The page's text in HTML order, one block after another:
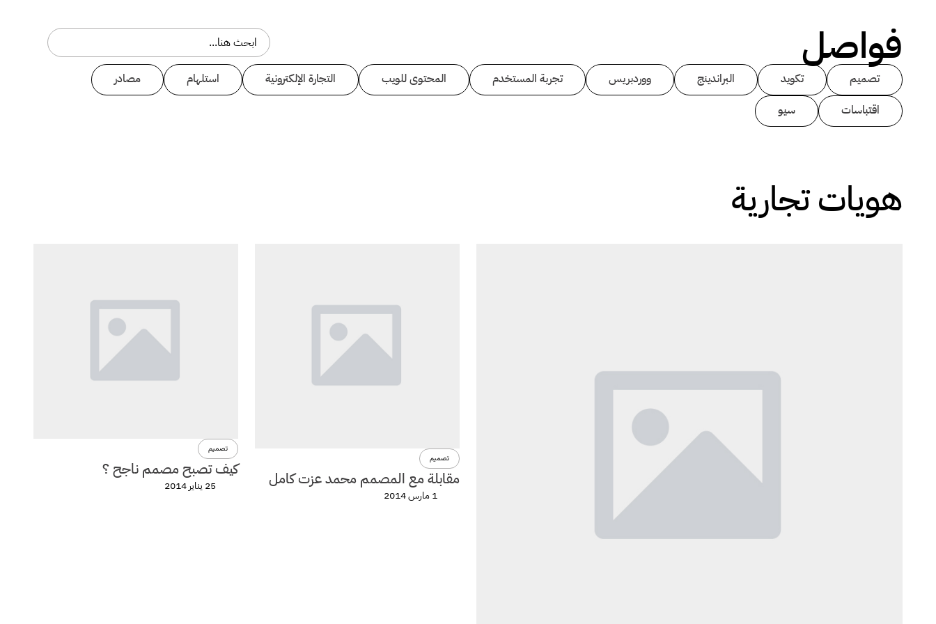
فواصل
تصميم تكويد البراندينج ووردبريس تجربة المستخدم المحتوى للويب التجارة الإلكترونية استلهام
مصادر
اقتباسات
سيو
هويات تجارية
تصميم
مقابلة مع المصمم محمد عزت كامل
1 مارس 2014
تصميم
كيف تصبح مصمم ناجح ؟
25 يناير 2014